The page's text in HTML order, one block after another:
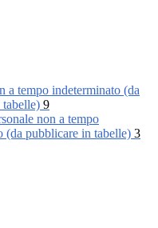
a tempo indeterminato (da
9
non a tempo
(da pubblicare in tabelle) 3